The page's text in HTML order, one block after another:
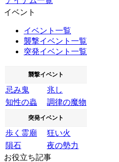
イベント
イベント一覧
襲撃イベント一覧
突発イベント一覧
襲撃イベント
忌み鬼
兆し
知性の蟲
調律の魔物
突発イベント
歩く霊廟
狂い火
隕石
夜の勢力
お役立ち記事